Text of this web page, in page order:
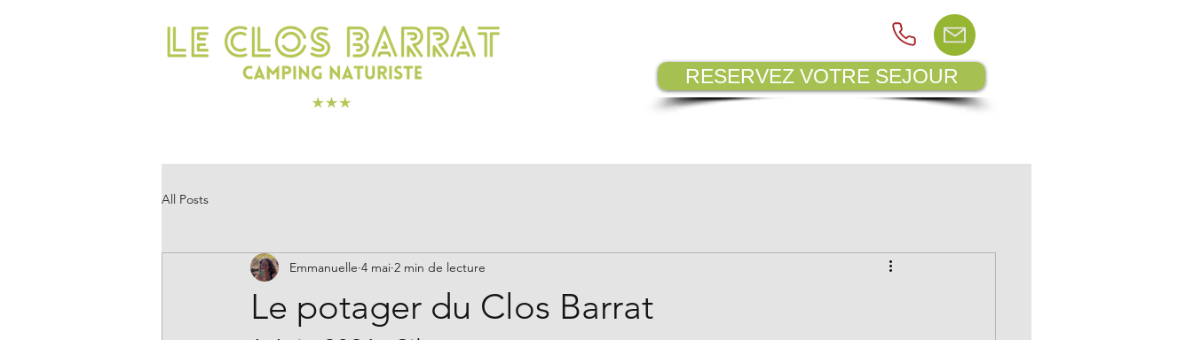
RESERVEZ VOTRE SEJOUR
All Posts
Le potager du Clos Barrat
Emmanuelle 4 mai 2 min de lecture